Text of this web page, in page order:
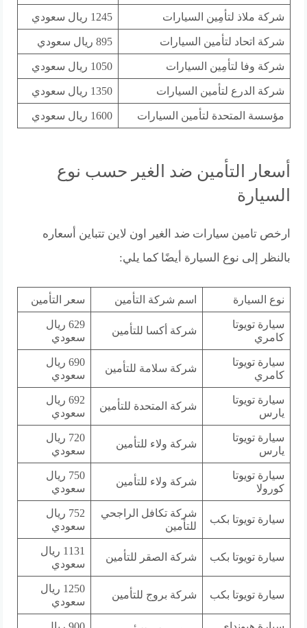
شركة ملاذ لتأمِين السيارات 1245 ريال سعودي
شركة اتحاد لتأمين السيارات 895 ريال سعودي
شركة وفا لتأمِين السيارات 1050 ريال سعودي
شركة الدرع لتأمين السيارات 1350 ريال سعودي
مؤسسة المتحدة لتأمين السيارات 1600 ريال سعودي
أسعار التأمين ضد الغير حسب نوع
السيارة
ارخص تامين سيارات ضد الغير اون لاين تتباين أسعاره
بالنظر إلى نوع السيارة أيضًا كما يلي:
نوع السيارة اسم شركة التأمين سعر التأمين
سيارة تويوتا
كامري
شركة أكسا للتأمين
629 ريال
سعودي
سيارة تويوتا
كامري
شركة سلامة للتأمين
690 ريال
سعودي
سيارة تويوتا
يارس
شركة المتحدة للتأمين
692 ريال
سعودي
سيارة تويوتا
يارس
شركة ولاء للتأمين
720 ريال
سعودي
سيارة تويوتا
كورولا
شركة ولاء للتأمين
750 ريال
سعودي
سيارة تويوتا بكب
شركة تكافل الراجحي
للتأمين
752 ريال
سعودي
سيارة تويوتا بكب شركة الصقر للتأمين
1131 ريال
سعودي
سيارة تويوتا بكب شركة بروج للتأمين
1250 ريال
سعودي